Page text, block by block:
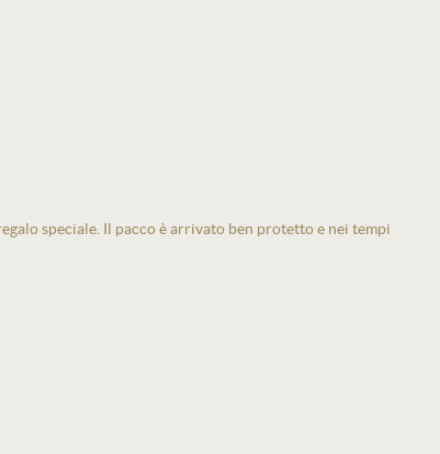
speciale. Il pacco è arrivato ben protetto e nei tempi